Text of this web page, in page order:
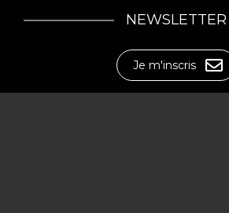
NEWSLETTER
Je m'inscris